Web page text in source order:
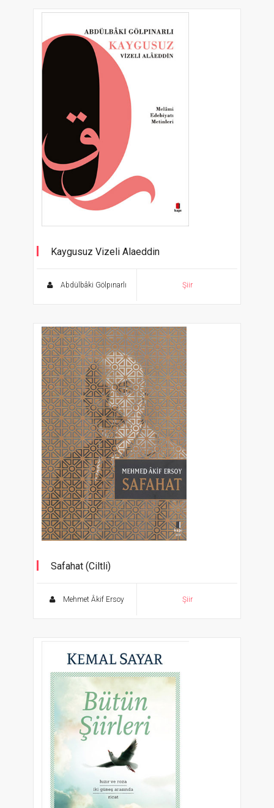
Kaygusuz Vizeli Alaeddin
Abdülbâki Gölpınarlı Şiir
Safahat (Ciltli)
Mehmet Âkif Ersoy Şiir